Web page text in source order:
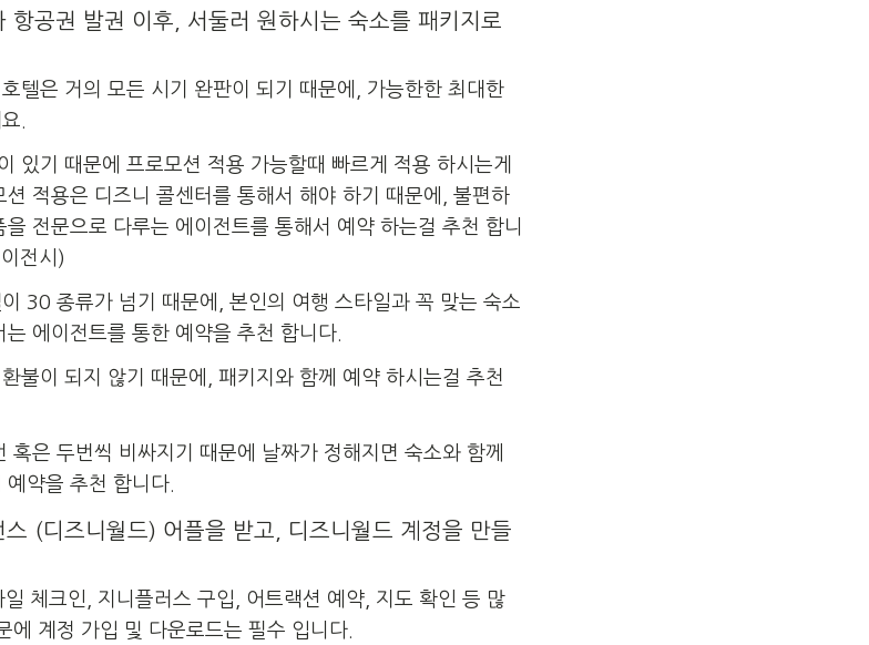
항공권 발권 이후, 서둘러 원하시는 숙소를 패키지로
텔은 거의 모든 시기 완판이 되기 때문에, 가능한한 최대한
.
있기 때문에 프로모션 적용 가능할때 빠르게 적용 하시는게
션 적용은 디즈니 콜센터를 통해서 해야 하기 때문에, 불편하
전문으로 다루는 에이전트를 통해서 예약 하는걸 추천 합니
전시)
30 종류가 넘기 때문에, 본인의 여행 스타일과 꼭 맞는 숙소
에이전트를 통한 예약을 추천 합니다.
불이 되지 않기 때문에, 패키지와 함께 예약 하시는걸 추천
혹은 두번씩 비싸지기 때문에 날짜가 정해지면 숙소와 함께
약을 추천 합니다.
스 (디즈니월드) 어플을 받고, 디즈니월드 계정을 만들
체크인, 지니플러스 구입, 어트랙션 예약, 지도 확인 등 많
에 계정 가입 및 다운로드는 필수 입니다.